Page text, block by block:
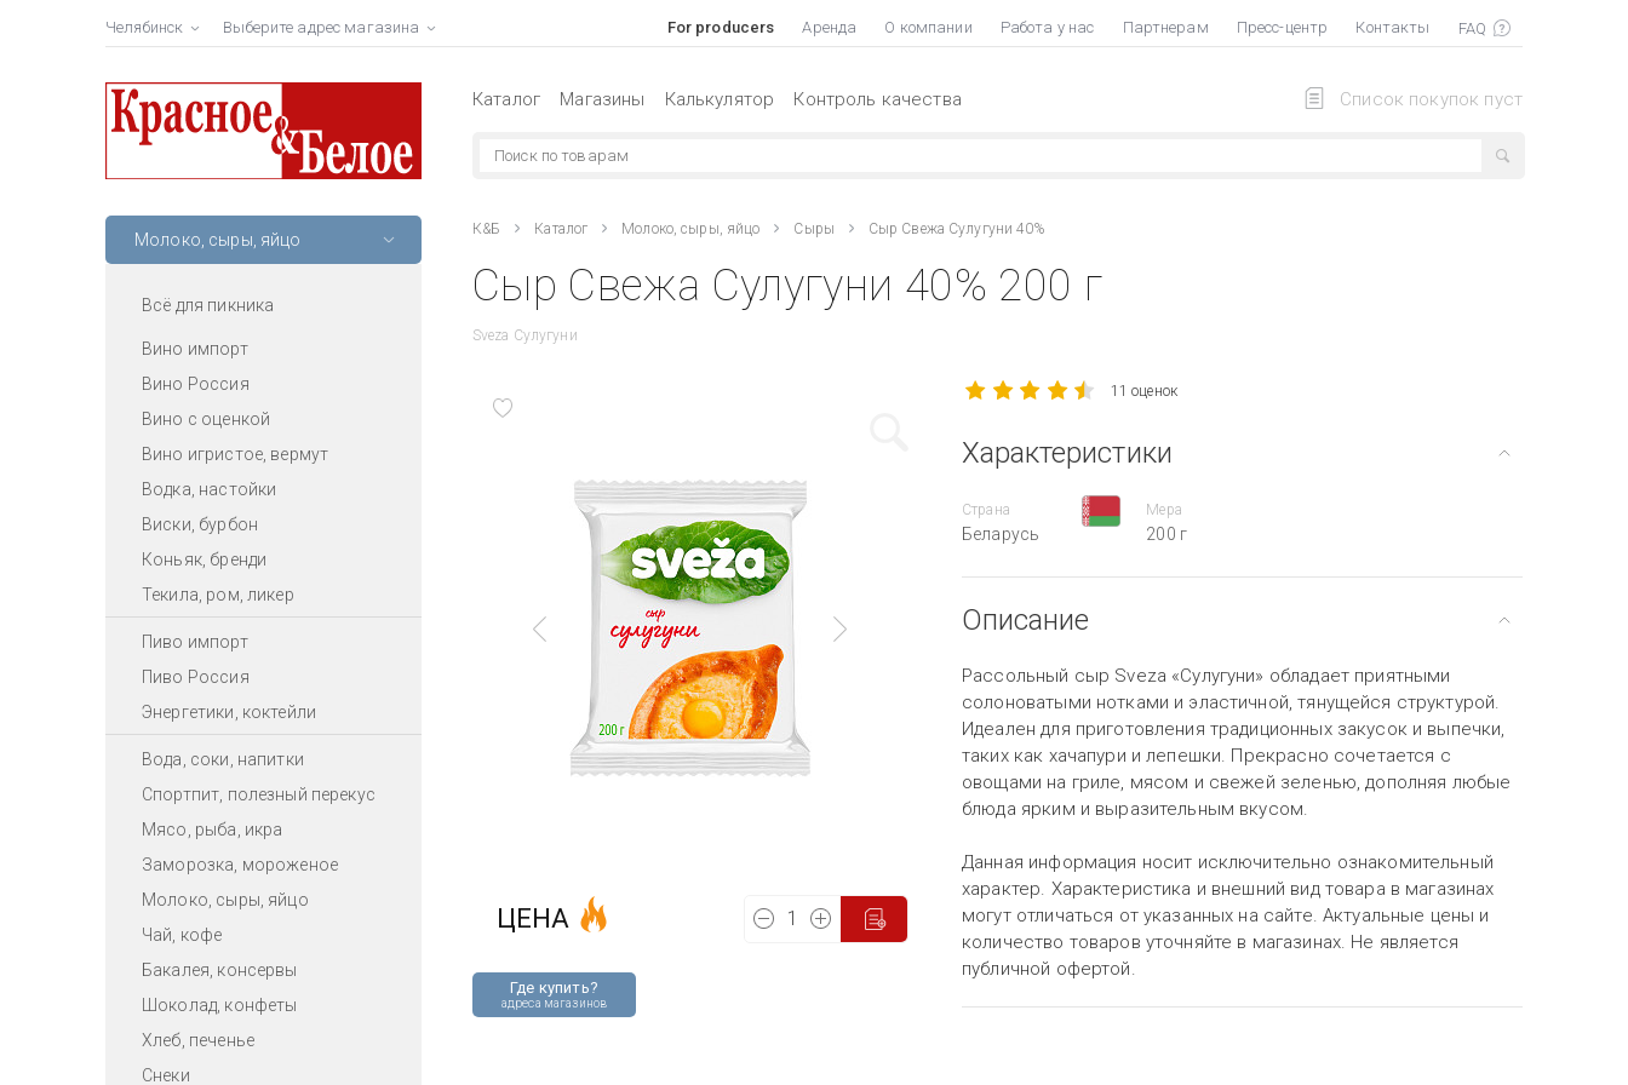
Челябинск Выберите адрес магазина For producers Аренда О компании Работа у нас Партнерам Пресс-центр Контакты
Список покупок пуст
Каталог Магазины Калькулятор Контроль качества
Молоко, сыры, яйцо
Всё для пикника
Вино импорт
Вино Россия
Вино с оценкой
Вино игристое, вермут
Водка, настойки
Виски, бурбон
Коньяк, бренди
Текила, ром, ликер
Пиво импорт
Пиво Россия
Энергетики, коктейли
Вода, соки, напитки
Спортпит, полезный перекус
Мясо, рыба, икра
Заморозка, мороженое
Молоко, сыры, яйцо
Чай, кофе
Бакалея, консервы
Шоколад, конфеты
Хлеб, печенье
Снеки
К&Б Каталог Молоко, сыры, яйцо Сыры Сыр Свежа Сулугуни 40%
Сыр Свежа Сулугуни 40% 200 г
Sveza Сулугуни
Где купить?
адреса магазинов
ЦЕНА
11 оценок
Характеристики
Страна
Беларусь
Мера
200 г
Описание
Рассольный сыр Sveza «Сулугуни» обладает приятными
солоноватыми нотками и эластичной, тянущейся структурой.
Идеален для приготовления традиционных закусок и выпечки,
таких как хачапури и лепешки. Прекрасно сочетается с
овощами на гриле, мясом и свежей зеленью, дополняя любые
блюда ярким и выразительным вкусом.
Данная информация носит исключительно ознакомительный
характер. Характеристика и внешний вид товара в магазинах
могут отличаться от указанных на сайте. Актуальные цены и
количество товаров уточняйте в магазинах. Не является
публичной офертой.